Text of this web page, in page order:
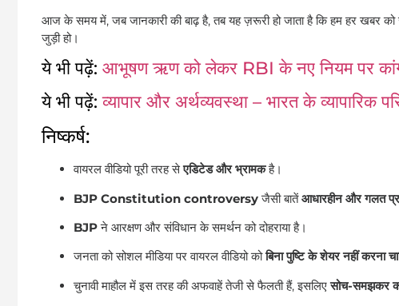
आज के समय में, जब जानकारी की बाढ़ है, तब यह ज़रूरी हो जाता है कि हम हर खबर
जुड़ी हो।
ये भी पढ़ें: आभूषण ऋण को लेकर RBI के नए नियम पर
ये भी पढ़ें:व्यापार और अर्थव्यवस्था – भारत के व्यापारिक
निष्कर्ष:
वायरल वीडियो पूरी तरह सेएडिटेड और भ्रामकहै।
BJP Constitution controversyजैसी बातेंआधारहीन और गलत
BJPने आरक्षण और संविधान के समर्थन को दोहराया है।
जनता को सोशल मीडिया पर वायरल वीडियो कोबिना पुष्टि के शेयर नहीं करना
चुनावी माहौल में इस तरह की अफवाहें तेजी से फैलती हैं, इसलिएसोच-समझकर